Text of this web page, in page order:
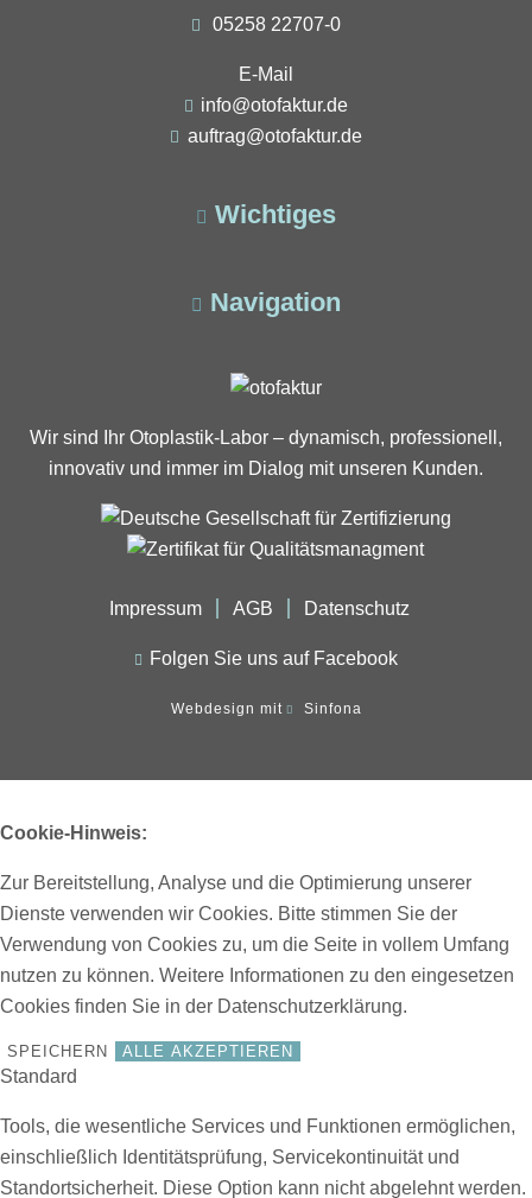
05258 22707-0
E-Mail
info@otofaktur.de
auftrag@otofaktur.de
Wichtiges
Navigation
Wir sind Ihr Otoplastik-Labor – dynamisch, professionell,
innovativ und immer im Dialog mit unseren Kunden.
Impressum AGB Datenschutz
Folgen Sie uns auf Facebook
Webdesign mit Sinfona
Cookie-Hinweis:
Zur Bereitstellung, Analyse und die Optimierung unserer
Dienste verwenden wir Cookies. Bitte stimmen Sie der
Verwendung von Cookies zu, um die Seite in vollem Umfang
nutzen zu können. Weitere Informationen zu den eingesetzen
Cookies finden Sie in der Datenschutzerklärung.
SPEICHERN ALLE AKZEPTIEREN
Standard
Tools, die wesentliche Services und Funktionen ermöglichen,
einschließlich Identitätsprüfung, Servicekontinuität und
Standortsicherheit. Diese Option kann nicht abgelehnt werden.